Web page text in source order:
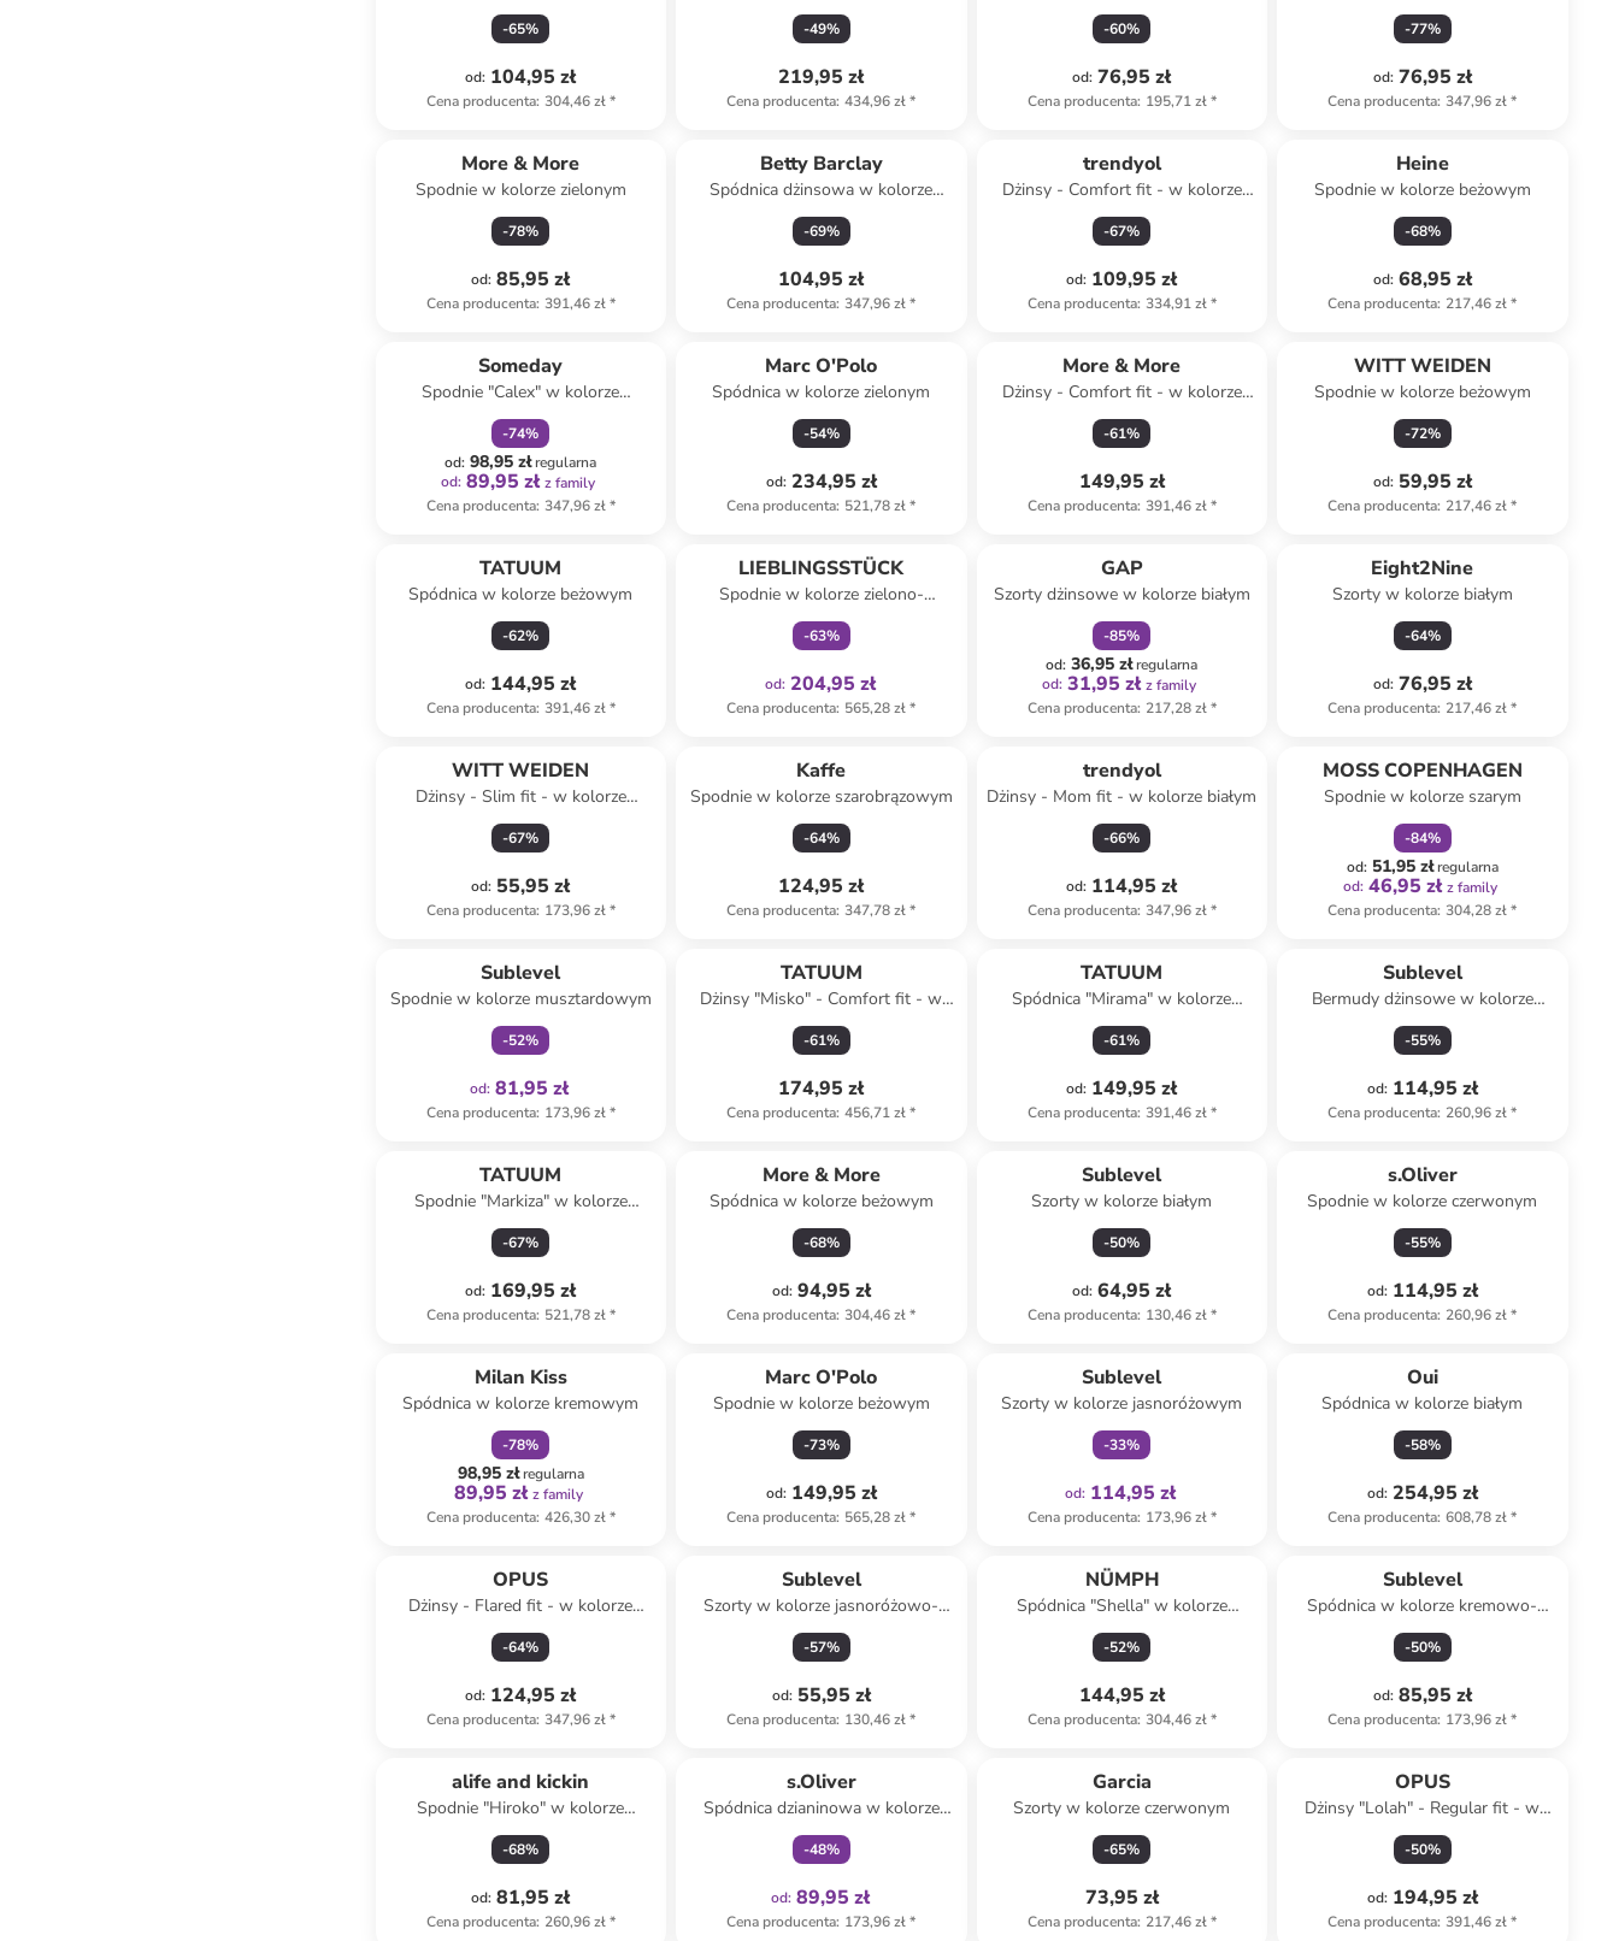
-65%
od: 104,95 zł
Cena producenta: 304,46 zł*
-49%
219,95 zł
Cena producenta: 434,96 zł*
-60%
od: 76,95 zł
Cena producenta: 195,71 zł*
-77%
od: 76,95 zł
Cena producenta: 347,96 zł*
More & More
Spodnie w kolorze zielonym
-78%
od: 85,95 zł
Cena producenta: 391,46 zł*
Betty Barclay
Spódnica dżinsowa w kolorze
jasnoróżowym
-69%
104,95 zł
Cena producenta: 347,96 zł*
trendyol
Dżinsy - Comfort fit - w kolorze
białym
-67%
od: 109,95 zł
Cena producenta: 334,91 zł*
Heine
Spodnie w kolorze beżowym
-68%
od: 68,95 zł
Cena producenta: 217,46 zł*
Someday
Spodnie "Calex" w kolorze
beżowym
-74%
od: 98,95 złregularna
od: 89,95 zł z family
Cena producenta: 347,96 zł*
Marc O'Polo
Spódnica w kolorze zielonym
-54%
od: 234,95 zł
Cena producenta: 521,78 zł*
More & More
Dżinsy - Comfort fit - w kolorze
białym
-61%
149,95 zł
Cena producenta: 391,46 zł*
WITT WEIDEN
Spodnie w kolorze beżowym
-72%
od: 59,95 zł
Cena producenta: 217,46 zł*
TATUUM
Spódnica w kolorze beżowym
-62%
od: 144,95 zł
Cena producenta: 391,46 zł*
LIEBLINGSSTÜCK
Spodnie w kolorze zielono-
fioletowym
-63%
od: 204,95 zł
Cena producenta: 565,28 zł*
GAP
Szorty dżinsowe w kolorze białym
-85%
od: 36,95 złregularna
od: 31,95 zł z family
Cena producenta: 217,28 zł*
Eight2Nine
Szorty w kolorze białym
-64%
od: 76,95 zł
Cena producenta: 217,46 zł*
WITT WEIDEN
Dżinsy - Slim fit - w kolorze
oliwkowym
-67%
od: 55,95 zł
Cena producenta: 173,96 zł*
Kaffe
Spodnie w kolorze szarobrązowym
-64%
124,95 zł
Cena producenta: 347,78 zł*
trendyol
Dżinsy - Mom fit - w kolorze białym
-66%
od: 114,95 zł
Cena producenta: 347,96 zł*
MOSS COPENHAGEN
Spodnie w kolorze szarym
-84%
od: 51,95 złregularna
od: 46,95 zł z family
Cena producenta: 304,28 zł*
Sublevel
Spodnie w kolorze musztardowym
-52%
od: 81,95 zł
Cena producenta: 173,96 zł*
TATUUM
Dżinsy "Misko" - Comfort fit - w
kolorze kremowym
-61%
174,95 zł
Cena producenta: 456,71 zł*
TATUUM
Spódnica "Mirama" w kolorze
kremowo-granatowym
-61%
od: 149,95 zł
Cena producenta: 391,46 zł*
Sublevel
Bermudy dżinsowe w kolorze
szarym
-55%
od: 114,95 zł
Cena producenta: 260,96 zł*
TATUUM
Spodnie "Markiza" w kolorze
beżowym
-67%
od: 169,95 zł
Cena producenta: 521,78 zł*
More & More
Spódnica w kolorze beżowym
-68%
od: 94,95 zł
Cena producenta: 304,46 zł*
Sublevel
Szorty w kolorze białym
-50%
od: 64,95 zł
Cena producenta: 130,46 zł*
s.Oliver
Spodnie w kolorze czerwonym
-55%
od: 114,95 zł
Cena producenta: 260,96 zł*
Milan Kiss
Spódnica w kolorze kremowym
-78%
98,95 złregularna
89,95 zł z family
Cena producenta: 426,30 zł*
Marc O'Polo
Spodnie w kolorze beżowym
-73%
od: 149,95 zł
Cena producenta: 565,28 zł*
Sublevel
Szorty w kolorze jasnoróżowym
-33%
od: 114,95 zł
Cena producenta: 173,96 zł*
Oui
Spódnica w kolorze białym
-58%
od: 254,95 zł
Cena producenta: 608,78 zł*
OPUS
Dżinsy - Flared fit - w kolorze
beżowym
-64%
od: 124,95 zł
Cena producenta: 347,96 zł*
Sublevel
Szorty w kolorze jasnoróżowo-
białym
-57%
od: 55,95 zł
Cena producenta: 130,46 zł*
NÜMPH
Spódnica "Shella" w kolorze
beżowo-czarnym
-52%
144,95 zł
Cena producenta: 304,46 zł*
Sublevel
Spódnica w kolorze kremowo-
czarnym
-50%
od: 85,95 zł
Cena producenta: 173,96 zł*
alife and kickin
Spodnie "Hiroko" w kolorze
zielonym
-68%
od: 81,95 zł
Cena producenta: 260,96 zł*
s.Oliver
Spódnica dzianinowa w kolorze
beżowym
-48%
od: 89,95 zł
Cena producenta: 173,96 zł*
Garcia
Szorty w kolorze czerwonym
-65%
73,95 zł
Cena producenta: 217,46 zł*
OPUS
Dżinsy "Lolah" - Regular fit - w
kolorze kremowym
-50%
od: 194,95 zł
Cena producenta: 391,46 zł*